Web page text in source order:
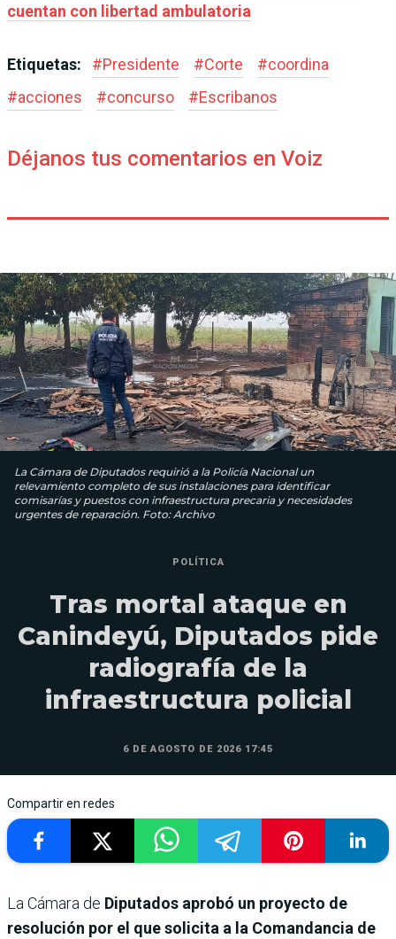
cuentan con libertad ambulatoria
Etiquetas: #Presidente #Corte #coordina
#acciones #concurso #Escribanos
Déjanos tus comentarios en Voiz
La Cámara de Diputados requirió a la Policía Nacional un
relevamiento completo de sus instalaciones para identificar
comisarías y puestos con infraestructura precaria y necesidades
urgentes de reparación. Foto: Archivo
POLÍTICA
Tras mortal ataque en
Canindeyú, Diputados pide
radiografía de la
infraestructura policial
6 DE AGOSTO DE 2026 17:45
Compartir en redes
La Cámara de Diputados aprobó un proyecto de
resolución por el que solicita a la Comandancia de